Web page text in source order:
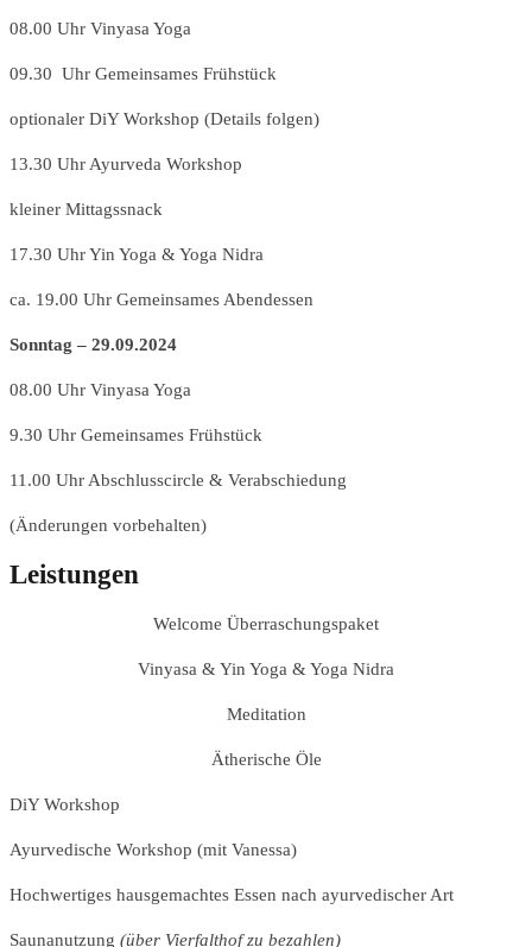
08.00 Uhr Vinyasa Yoga
09.30 Uhr Gemeinsames Frühstück
optionaler DiY Workshop (Details folgen)
13.30 Uhr Ayurveda Workshop
kleiner Mittagssnack
17.30 Uhr Yin Yoga & Yoga Nidra
ca. 19.00 Uhr Gemeinsames Abendessen
Sonntag – 29.09.2024
08.00 Uhr Vinyasa Yoga
9.30 Uhr Gemeinsames Frühstück
11.00 Uhr Abschlusscircle & Verabschiedung
(Änderungen vorbehalten)
Leistungen
Welcome Überraschungspaket
Vinyasa & Yin Yoga & Yoga Nidra
Meditation
Ätherische Öle
DiY Workshop
Ayurvedische Workshop (mit Vanessa)
Hochwertiges hausgemachtes Essen nach ayurvedischer Art
Saunanutzung (über Vierfalthof zu bezahlen)